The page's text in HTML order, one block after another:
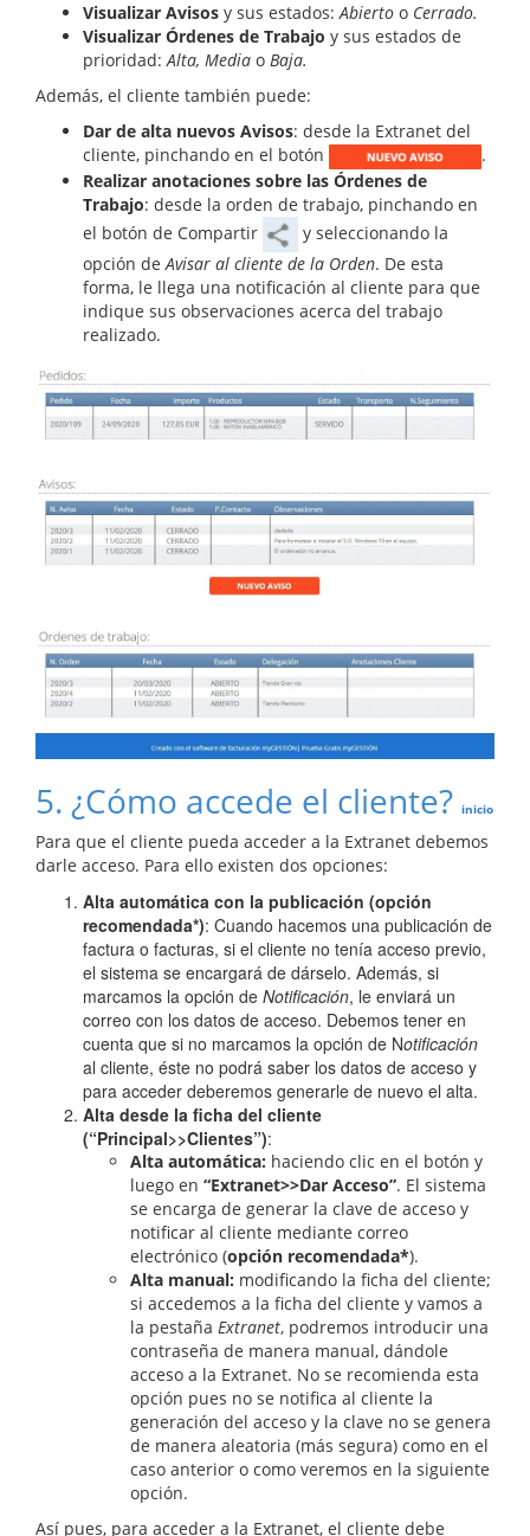
Visualizar Avisos y sus estados:Abierto o Cerrado.
Visualizar Órdenes de Trabajo y sus estados de
prioridad:Alta, Media o Baja.
Además, el cliente también puede:
Dar de alta nuevos Avisos: desde la Extranet del
cliente, pinchando en el botón
.
Realizar anotaciones sobre las Órdenes de
Trabajo: desde la orden de trabajo, pinchando en
el botón de Compartir
y seleccionando la
opción deAvisar al cliente de la Orden. De esta
forma, le llega una notificación al cliente para que
indique sus observaciones acerca del trabajo
realizado.
5. ¿Cómo accede el cliente? inicio
Para que el cliente pueda acceder a la Extranet debemos
darle acceso. Para ello existen dos opciones:
Alta automática con la publicación (opción
recomendada*): Cuando hacemos una publicación de
factura o facturas, si el cliente no tenía acceso previo,
el sistema se encargará de dárselo. Además, si
marcamos la opción de Notificación, le enviará un
correo con los datos de acceso. Debemos tener en
cuenta que si no marcamos la opción de Notificación
al cliente, éste no podrá saber los datos de acceso y
para acceder deberemos generarle de nuevo el alta.
Alta desde la ficha del cliente
(“Principal>>Clientes”):
Alta automática: haciendo clic en el botón y
luego en “Extranet>>Dar Acceso”. El sistema
se encarga de generar la clave de acceso y
notificar al cliente mediante correo
electrónico (opción recomendada*).
Alta manual: modificando la ficha del cliente;
si accedemos a la ficha del cliente y vamos a
la pestaña Extranet, podremos introducir una
contraseña de manera manual, dándole
acceso a la Extranet. No se recomienda esta
opción pues no se notifica al cliente la
generación del acceso y la clave no se genera
de manera aleatoria (más segura) como en el
caso anterior o como veremos en la siguiente
opción.
Así pues, para acceder a la Extranet, el cliente debe